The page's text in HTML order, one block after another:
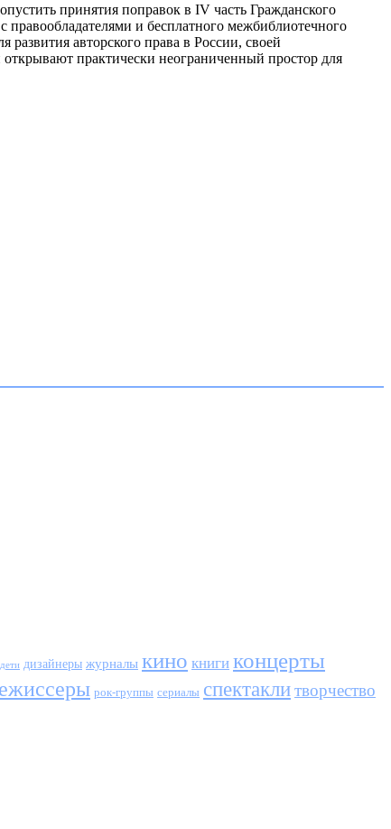
принятия поправок в IV часть Гражданского
и бесплатного межбиблиотечного
авторского права в России, своей
практически неограниченный простор для
дети дизайнеры журналы кино книги концерты
рок-группы сериалы спектаклитворчество